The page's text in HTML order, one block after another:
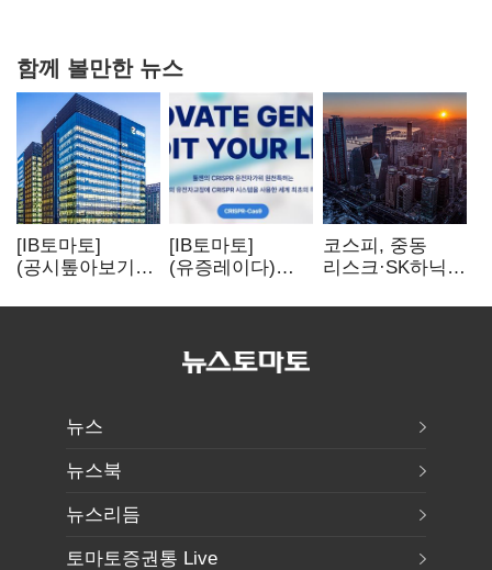
함께 볼만한 뉴스
[IB토마토]
(공시톺아보기)
바로 매출로
[IB토마토]
(유증레이다)
3분의 1 토막…
비용부터 챙긴다
코스피, 중동
리스크·SK하닉
뒷걸음
뉴스
뉴스북
뉴스리듬
토마토증권통 Live